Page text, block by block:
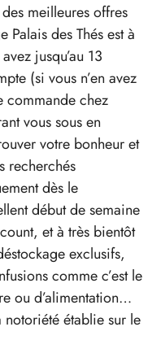
meilleures offres
Palais des Thés est à
jusqu’au 13
(si vous n’en avez
commande chez
vous sous en
votre bonheur et
recherchés
dès le
début de semaine
et à très bientôt
exclusifs,
comme c’est le
ou d’alimentation…
établie sur le